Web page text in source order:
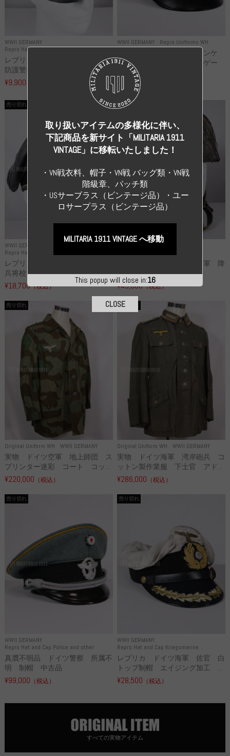
WWII GERMANY
Repro Hat and Cap Police and other
レプリカ ドイツ秩序警察 都市
防護警察 クラッシュキャップ...
¥9,900
WWII GERMANY Repro Uniforms WH
レプリカ ミヒャエル・ヤンケ
製 国家元帥 ヘルマン・ゲー
¥55,000
WWII GERMANY
Repro Hat and Cap SS and WSS
売り切れ
レプリカ 武装親衛隊 WSS 歩
兵将校 クラッシュキャップ ...
¥18,700（税込）
WWII GERMANY
売り切れ
高品質レプリカ ドイツ空軍 降
下猟兵 ヘルメット
¥49,800（税込）
Original Uniform WH WWII GERMANY
売り切れ
実物 ドイツ空軍 地上師団 ス
プリンター迷彩 コート コッ...
¥220,000 （税込）
Original Uniform WH WWII GERMANY
売り切れ
実物 ドイツ海軍 湾岸砲兵 コ
ットン製作業服 下士官 アド...
¥286,000 （税込）
WWII GERMANY
Repro Hat and Cap Police and other
売り切れ
真贋不明品 ドイツ警察 所属不
明 制帽 中古品
¥99,000 （税込）
WWII GERMANY
Repro Hat and Cap Kriegsmarine
売り切れ
レプリカ ドイツ海軍 佐官 白
トップ制帽 エイジング加工 ...
¥28,500 （税込）
すべての実物アイテム
This popup will close in:15
取り扱いアイテムの多様化に伴い、
下記商品を新サイト「MILITARIA 1911
VINTAGE」に移転いたしました！
・VN戦衣料、帽子・VN戦 バッグ類・VN戦
階級章、パッチ類
・USサーブラス（ビンテージ品）・ユー
ロサープラス（ビンテージ品）
MILITARIA 1911 VINTAGE へ移動
CLOSE